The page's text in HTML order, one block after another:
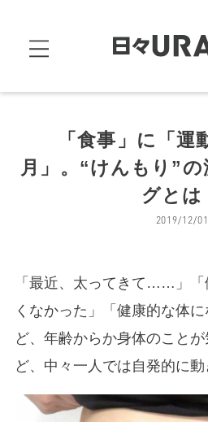
「食事」に「運
月」。“けんもり”
グとは
2019/12/01
「最近、太ってきて……」「
くなかった」「健康的な体
ど、年齢からか身体のこと
ど、中々一人では自発的に動